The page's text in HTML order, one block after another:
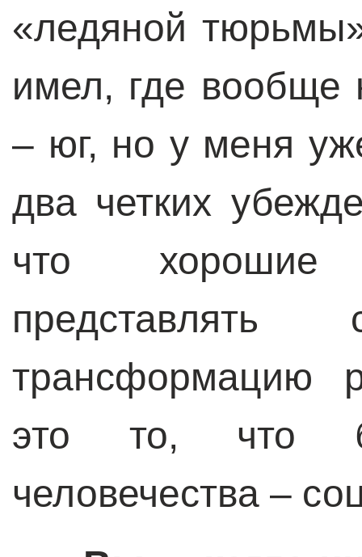
«ледяной
имел, где вообще
– юг, но у меня
два четких
что
представлять
трансформацию
это то, что
человечества –